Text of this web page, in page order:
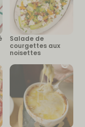
Salade de
courgettes aux
noisettes